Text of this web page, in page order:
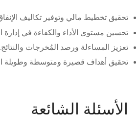
تحقيق تخطيط مالي وتوفير تكاليف
تحسين مستوى الأداء والكفاءة في إدارة
تعزيز المساءلة ورصد المُخرجات والنتائج.
تحقيق أهداف قصيرة ومتوسطة وطويلة
الأسئلة الشائعة